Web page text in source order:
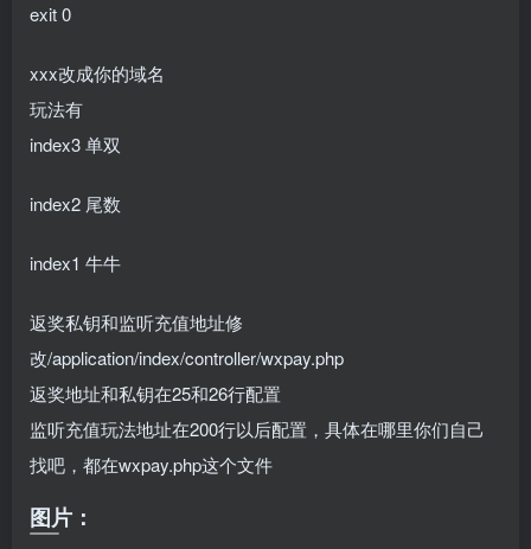
exit 0
xxx改成你的域名
玩法有
index3 单双
index2 尾数
index1 牛牛
返奖私钥和监听充值地址修
改/application/index/controller/wxpay.php
返奖地址和私钥在25和26行配置
监听充值玩法地址在200行以后配置，具体在哪里你们自己
找吧，都在wxpay.php这个文件
图片：